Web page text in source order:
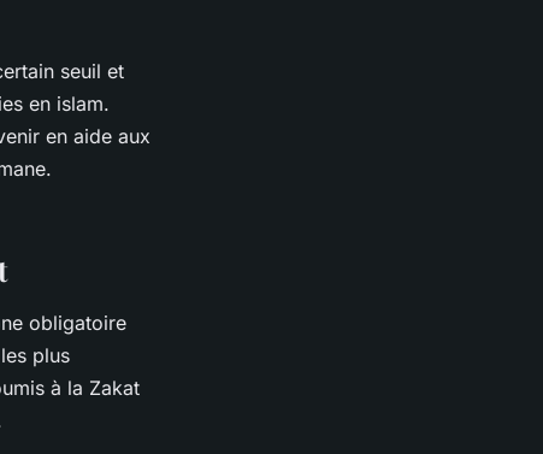
seuil et
en islam.
en aide aux
obligatoire
plus
à la Zakat